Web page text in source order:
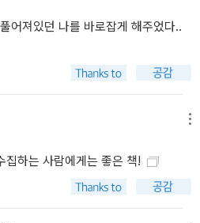
어져있던 나를 바로잡게 해주었다..
집하는 사람에게는 좋은 책!